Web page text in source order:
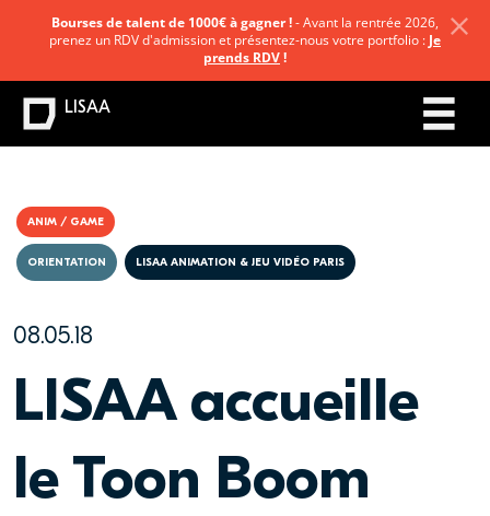
ANIM / GAME
08.05.18
ORIENTATION LISAA ANIMATION & JEU VIDÉO PARIS
LISAA accueille
le Toon Boom
Bourses de talent de 1000€ à gagner !- Avant la rentrée 2026,
prenez un RDV d'admission et présentez-nous votre portfolio : Je
prends RDV!
LISAA